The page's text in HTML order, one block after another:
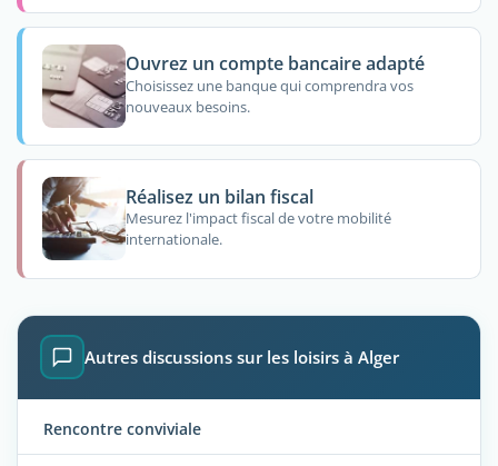
Ouvrez un compte bancaire adapté
Choisissez une banque qui comprendra vos
nouveaux besoins.
Réalisez un bilan fiscal
Mesurez l'impact fiscal de votre mobilité
internationale.
Autres discussions sur les loisirs à Alger
Rencontre conviviale